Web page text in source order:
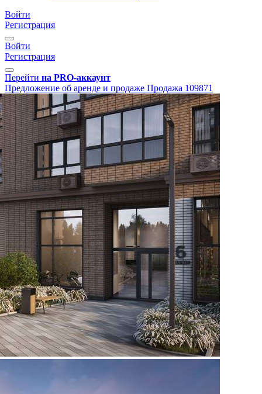
Войти
Регистрация
Войти
Регистрация
Перейти на PRO-аккаунт
Предложение об аренде и продаже Продажа 109871